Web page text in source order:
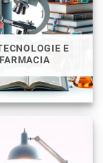
E
FARMACIA